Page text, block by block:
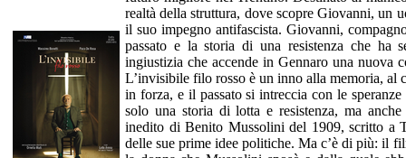
realtà della struttura, dove scopre Giovanni, un
il suo impegno antifascista. Giovanni,
passato e la storia di una resistenza che ha
ingiustizia che accende in Gennaro una nuova
L’invisibile filo rosso è un inno alla memoria, al
in forza, e il passato si intreccia con le
solo una storia di lotta e resistenza, ma
inedito di Benito Mussolini del 1909, scritto a
delle sue prime idee politiche. Ma c’è di più: il